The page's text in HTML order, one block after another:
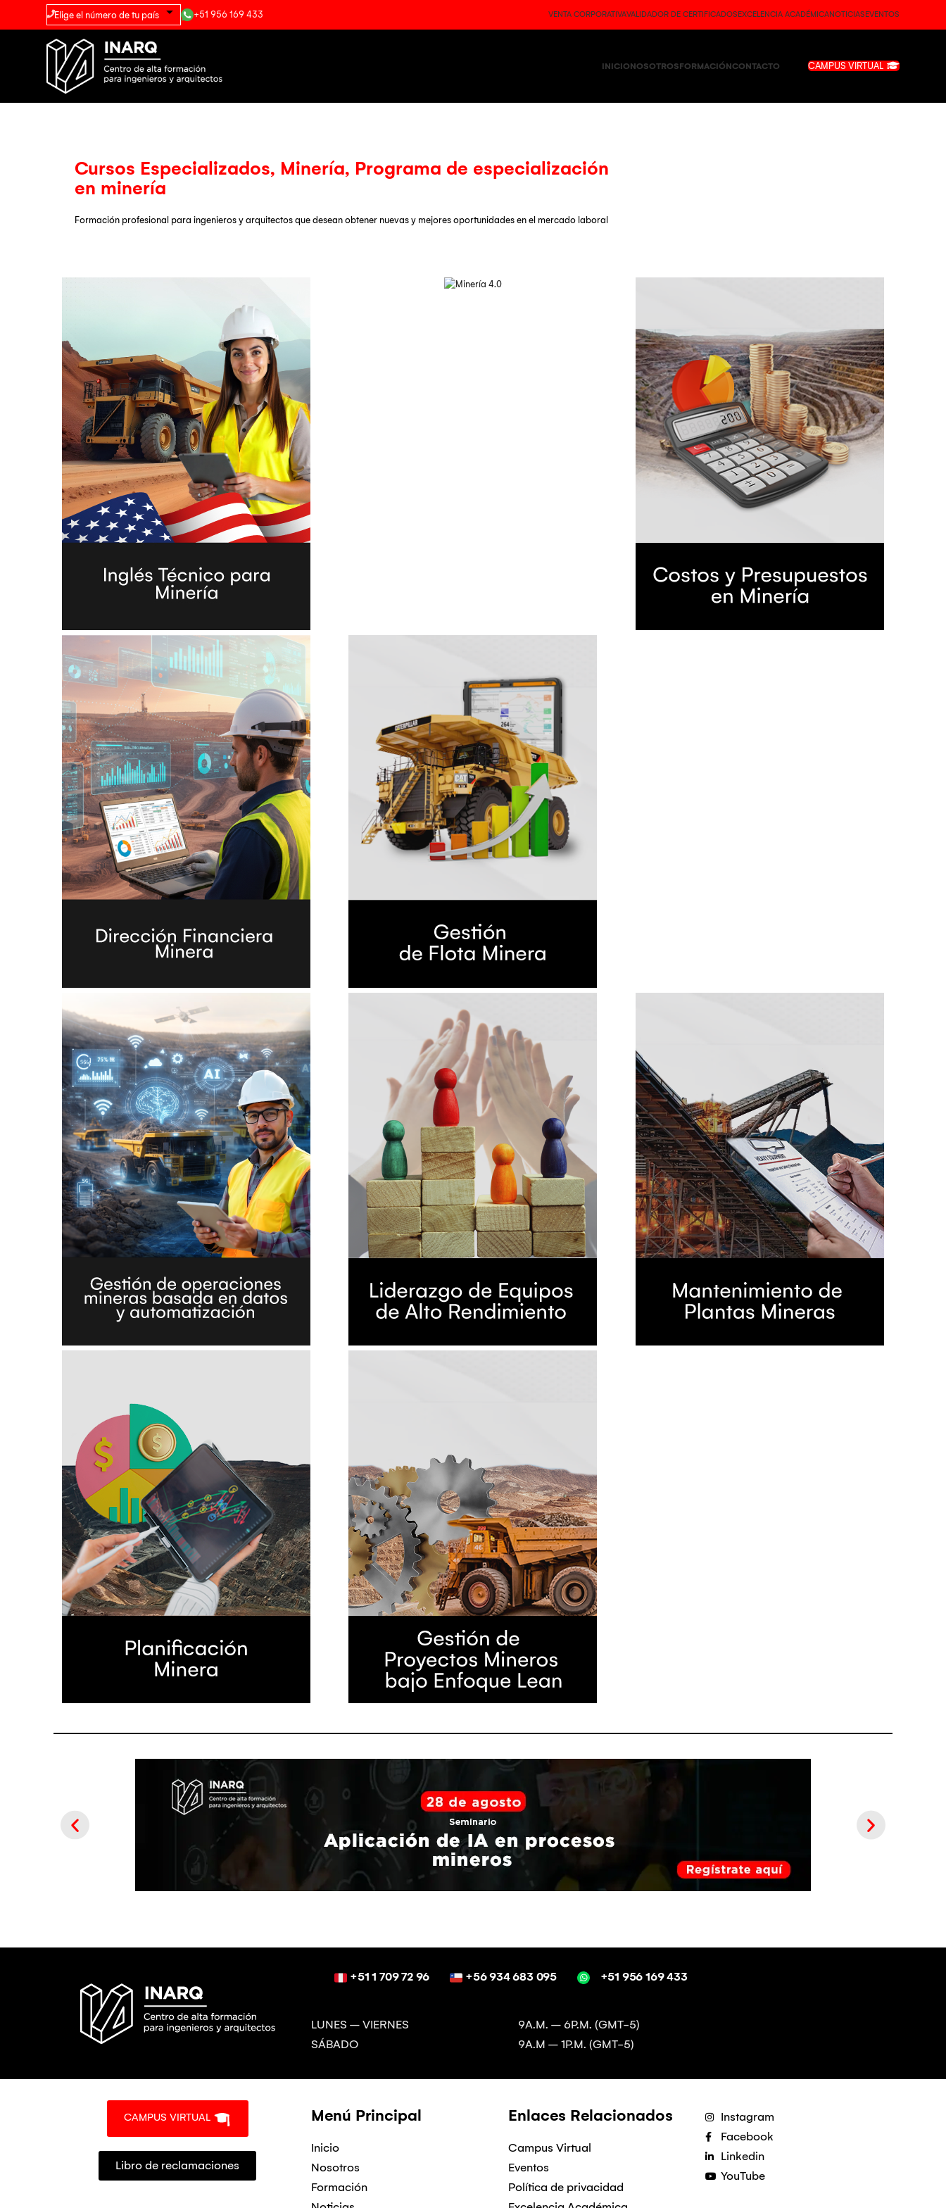
+51 956 169 433 VENTA CORPORATIVAVALIDADOR DE CERTIFICADOSEXCELENCIA ACADÉMICANOTICIASEVENTOS
INICIONOSOTROSFORMACIÓNCONTACTO CAMPUS VIRTUAL
Cursos Especializados, Minería, Programa de especialización
en minería
Formación profesional para ingenieros y arquitectos que desean obtener nuevas y mejores oportunidades en el mercado laboral
+51 1 709 72 96 +56 934 683 095 +51 956 169 433
LUNES – VIERNES
SÁBADO
9A.M. – 6P.M. (GMT-5)
9A.M – 1P.M. (GMT-5)
CAMPUS VIRTUAL
Libro de reclamaciones
Menú Principal
Inicio
Nosotros
Formación
Enlaces Relacionados
Campus Virtual
Eventos
Política de privacidad
Instagram
Facebook
Linkedin
YouTube